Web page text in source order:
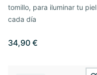
tomillo, para iluminar tu piel
cada día
34,90 €